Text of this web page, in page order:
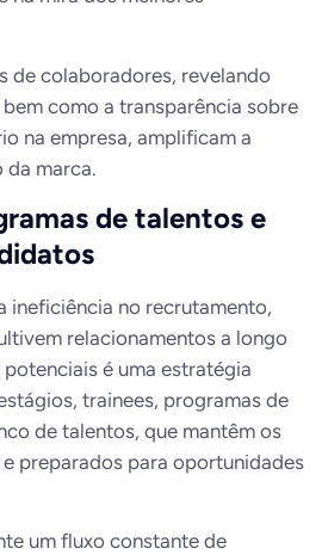
de colaboradores, revelando
como a transparência sobre
na empresa, amplificam a
da marca.
de talentos e
ineficiência no recrutamento,
relacionamentos a longo
é uma estratégia
trainees, programas de
de talentos, que mantêm os
preparados para oportunidades
um fluxo constante de